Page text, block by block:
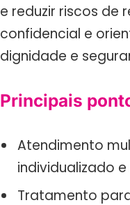
e reduzir riscos de
confidencial e
dignidade e
Principais
Atendimento
individualizado
Tratamento